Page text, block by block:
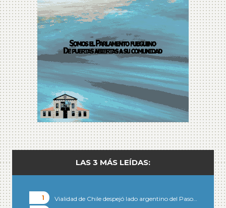
LAS 3 MÁS LEÍDAS:
Vialidad de Chile despejó lado argentino del Paso…